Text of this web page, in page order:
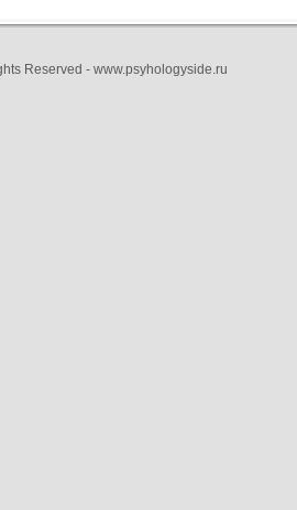
Reserved - www.psyhologyside.ru